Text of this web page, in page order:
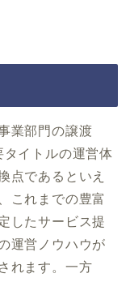
業部門の譲渡
イトルの運営体
点であるといえ
これまでの豊富
したサービス提
運営ノウハウが
れます。一方